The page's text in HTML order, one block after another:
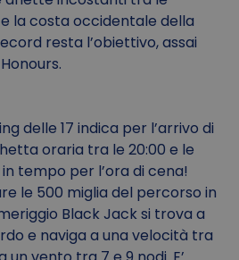
la costa occidentale della
resta l’obiettivo, assai
delle 17 indica per l’arrivo di
oraria tra le 20:00 e le
tempo per l’ora di cena!
le 500 miglia del percorso in
Black Jack si trova a
e naviga a una velocità tra